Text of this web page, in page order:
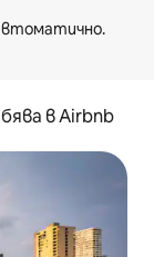
в Airbnb